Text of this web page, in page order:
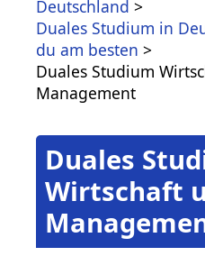
Deutschland
Duales Studium in
du am besten
Duales Studium
Management
Duales
Wirtschaft